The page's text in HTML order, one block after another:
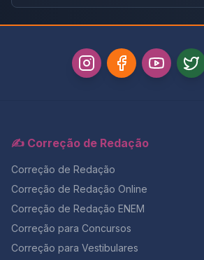
✍️ Correção de Redação
Correção de Redação
Correção de Redação Online
Correção de Redação ENEM
Correção para Concursos
Correção para Vestibulares